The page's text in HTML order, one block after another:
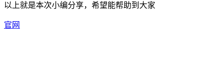
以上就是本次小编分享，希望能帮助到大家
官网